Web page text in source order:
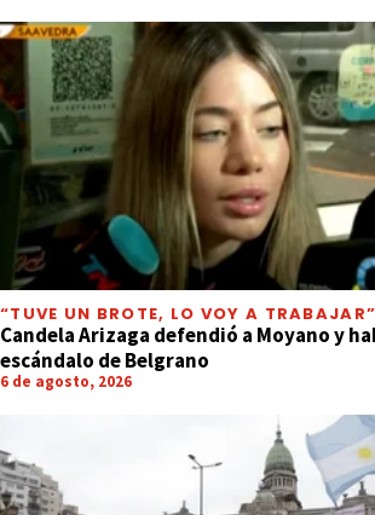
“TUVE UN BROTE, LO VOY A TRABAJAR”
Candela Arizaga defendió a Moyano y
escándalo de Belgrano
6 de agosto, 2026